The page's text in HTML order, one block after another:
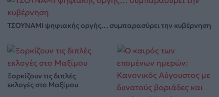
ΤΣΟΥΝΑΜΙ ψηφιακής οργής… συμπαρασύρει την κυβέρνηση
Ξορκίζουν τις διπλές
εκλογές στο Μαξίμου